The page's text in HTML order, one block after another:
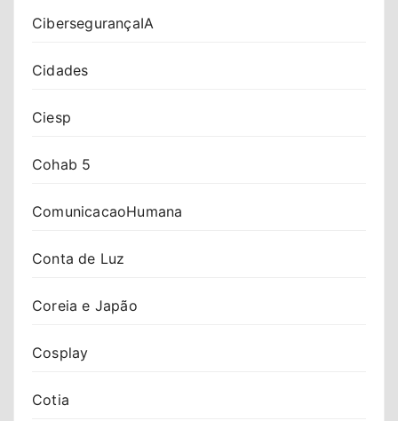
CibersegurançaIA
Cidades
Ciesp
Cohab 5
ComunicacaoHumana
Conta de Luz
Coreia e Japão
Cosplay
Cotia